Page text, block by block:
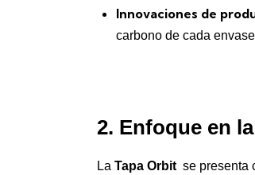
Innovaciones de
carbono de cada
2. Enfoque en
La Tapa Orbit se presenta